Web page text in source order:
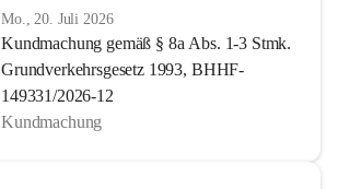
Mo., 20. Juli 2026
Kundmachung gemäß § 8a Abs. 1-3 Stmk.
Grundverkehrsgesetz 1993, BHHF-
149331/2026-12
Kundmachung